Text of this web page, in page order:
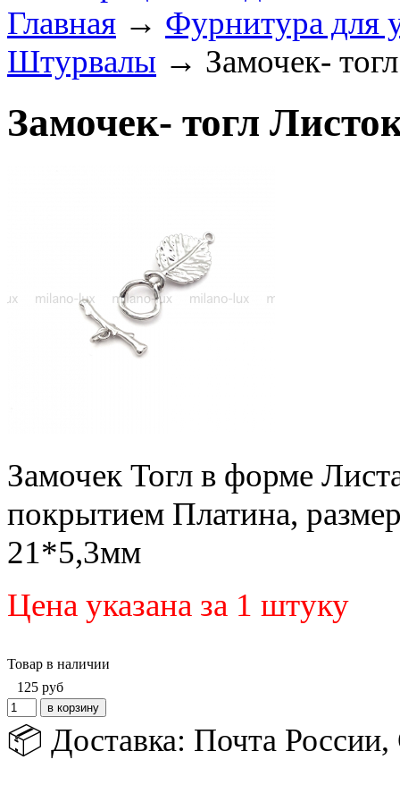
Главная → Фурнитура для
Штурвалы → Замочек-
Замочек- тогл
Замочек Тогл в форме
покрытием Платина,
21*5,3мм
Цена указана за 1 штуку
Товар в наличии
125 руб
📦 Доставка: Почта